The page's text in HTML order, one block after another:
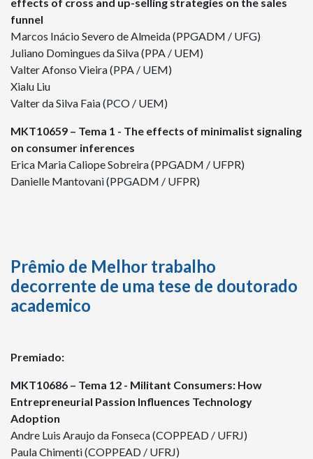
funnel
Marcos Inácio Severo de Almeida (PPGADM / UFG)
Juliano Domingues da Silva (PPA / UEM)
Valter Afonso Vieira (PPA / UEM)
Xialu Liu
Valter da Silva Faia (PCO / UEM)
MKT10659 – Tema 1 - The effects of minimalist signaling
on consumer inferences
Erica Maria Caliope Sobreira (PPGADM / UFPR)
Danielle Mantovani (PPGADM / UFPR)
Prêmio de Melhor trabalho
decorrente de uma tese de doutorado
academico
Premiado:
MKT10686 – Tema 12 - Militant Consumers: How
Entrepreneurial Passion Influences Technology
Adoption
Andre Luis Araujo da Fonseca (COPPEAD / UFRJ)
Paula Chimenti (COPPEAD / UFRJ)